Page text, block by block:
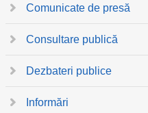
Comunicate de presă
Consultare publică
Dezbateri publice
Informări